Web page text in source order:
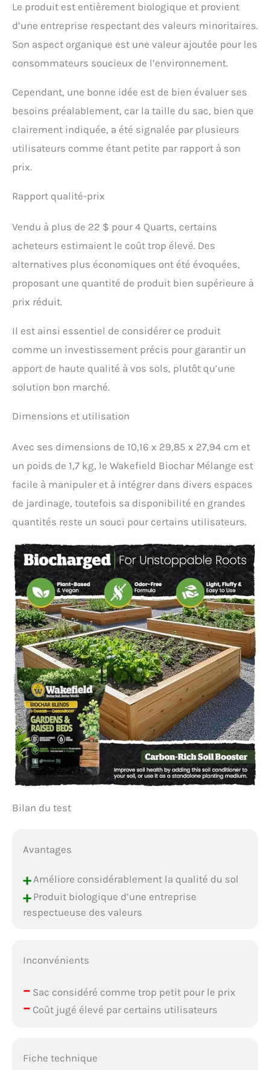
végétale pour utilisation
dans le jardin. Que vous
ayez besoin de terre de
jardinage pour les pots,
les plates-bandes
l'aménagement paysager,
(terre végétale) de qualité
supérieure assure des
croissance dynamique.
mélange de mycorhizes et
de probiotiques végétaux.
Idéale pour le mélange de
terre surélevée, le compost
de jardin ou la terre de
jardin en vrac pour les
croissance des racines et
l'absorption des
nutriments pour des
plantes plus saines. Que
qualité supérieure pour les
biologique pour les
mélange enrichi
fonctionne comme le
écologique négative en
carbone : fabriquée à partir
renouvelables à base de
plantes et d'une
technologie innovante de
piégeage du carbone, cette
terre de jardin surélevée
biologique améliore la
croissance des plantes
tout en réduisant l'impact
environnemental. Parfait
comme terreau pour
enrichir les jardins ou
comme sol végétal pour
des cultures plus saines.
Que vous ayez besoin de
terreau extérieur pour
conteneurs, de terre de
jardin riche en nutriments
pour l'aménagement
paysager ou d'une
alternative au terreau, ce
pied cube, parfait pour
d'intérieur aux plates-
bandes surélevées
cultures exceptionnelles.
herbes dans des
Le produit est entièrement biologique et provient
d’une entreprise respectant des valeurs minoritaires.
Son aspect organique est une valeur ajoutée pour les
consommateurs soucieux de l’environnement.
Cependant, une bonne idée est de bien évaluer ses
besoins préalablement, car la taille du sac, bien que
clairement indiquée, a été signalée par plusieurs
utilisateurs comme étant petite par rapport à son
prix.
Rapport qualité-prix
Vendu à plus de 22 $ pour 4 Quarts, certains
acheteurs estimaient le coût trop élevé. Des
alternatives plus économiques ont été évoquées,
proposant une quantité de produit bien supérieure à
prix réduit.
Il est ainsi essentiel de considérer ce produit
comme un investissement précis pour garantir un
apport de haute qualité à vos sols, plutôt qu’une
solution bon marché.
Dimensions et utilisation
Avec ses dimensions de 10,16 x 29,85 x 27,94 cm et
un poids de 1,7 kg, le Wakefield Biochar Mélange est
facile à manipuler et à intégrer dans divers espaces
de jardinage, toutefois sa disponibilité en grandes
quantités reste un souci pour certains utilisateurs.
Bilan du test
Avantages
+Améliore considérablement la qualité du sol
+Produit biologique d’une entreprise
respectueuse des valeurs
Inconvénients
–Sac considéré comme trop petit pour le prix
–Coût jugé élevé par certains utilisateurs
Fiche technique